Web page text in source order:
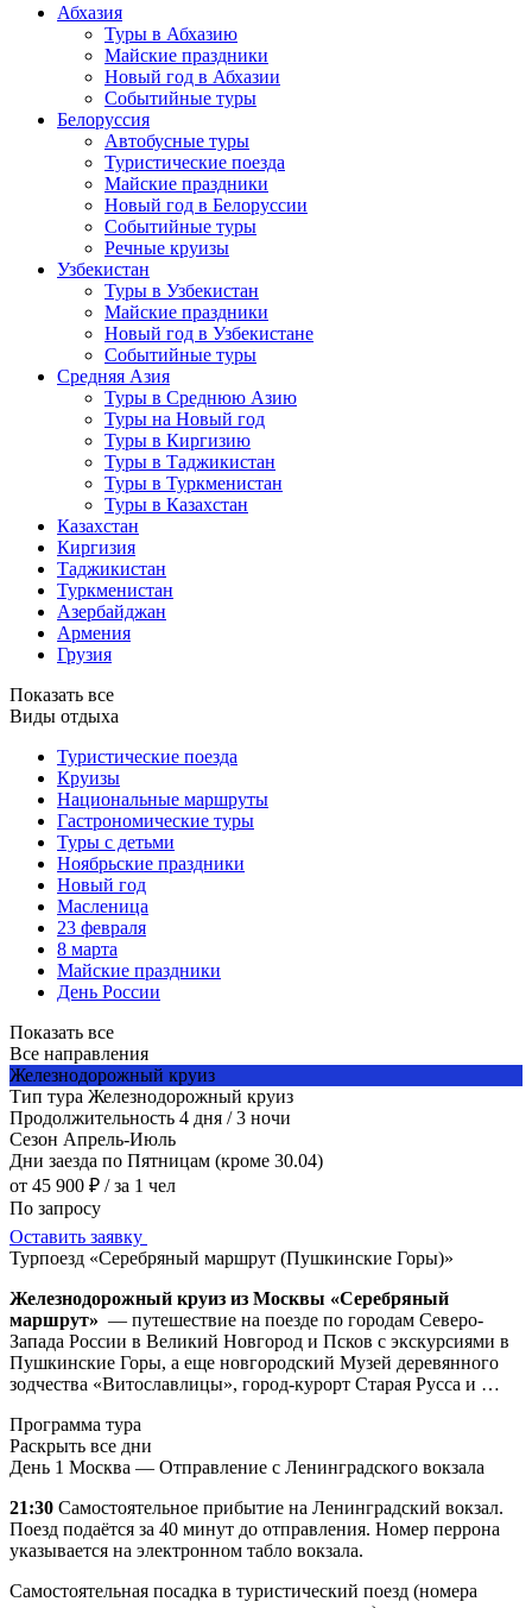
Абхазия
Туры в Абхазию
Майские праздники
Новый год в Абхазии
Событийные туры
Белоруссия
Автобусные туры
Туристические поезда
Майские праздники
Новый год в Белоруссии
Событийные туры
Речные круизы
Узбекистан
Туры в Узбекистан
Майские праздники
Новый год в Узбекистане
Событийные туры
Средняя Азия
Туры в Среднюю Азию
Туры на Новый год
Туры в Киргизию
Туры в Таджикистан
Туры в Туркменистан
Туры в Казахстан
Казахстан
Киргизия
Таджикистан
Туркменистан
Азербайджан
Армения
Грузия
Показать все
Виды отдыха
Туристические поезда
Круизы
Национальные маршруты
Гастрономические туры
Туры с детьми
Ноябрьские праздники
Новый год
Масленица
23 февраля
8 марта
Майские праздники
День России
Показать все
Все направления
Железнодорожный круиз
Тип тура Железнодорожный круиз
Продолжительность 4 дня / 3 ночи
Сезон Апрель-Июль
Дни заезда по Пятницам (кроме 30.04)
от 45 900 ₽ / за 1 чел
По запросу
Оставить заявку
Турпоезд «Серебряный маршрут (Пушкинские Горы)»
Железнодорожный круиз из Москвы «Серебряный
маршрут» — путешествие на поезде по городам Северо-
Запада России в Великий Новгород и Псков с экскурсиями в
Пушкинские Горы, а еще новгородский Музей деревянного
зодчества «Витославлицы», город-курорт Старая Русса и …
Программа тура
Раскрыть все дни
День 1 Москва — Отправление с Ленинградского вокзала
21:30 Самостоятельное прибытие на Ленинградский вокзал.
Поезд подаётся за 40 минут до отправления. Номер перрона
указывается на электронном табло вокзала.
Самостоятельная посадка в туристический поезд (номера